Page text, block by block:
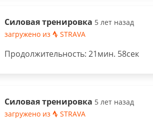
Силовая тренировка 5 лет назад
загружено из
STRAVA
Продолжительность: 21мин. 58сек
Силовая тренировка 5 лет назад
загружено из
STRAVA